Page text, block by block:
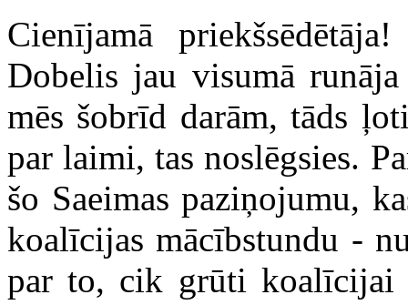
Cienījamā
Dobelis jau visumā
mēs šobrīd darām, tāds
par laimi, tas noslēgsies.
šo Saeimas paziņojumu,
koalīcijas mācībstundu -
par to, cik grūti koalīcijai